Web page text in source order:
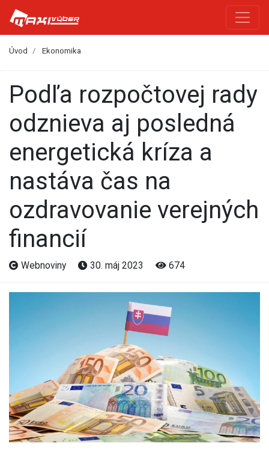
Úvod Ekonomika
Podľa rozpočtovej rady
odznieva aj posledná
energetická kríza a
nastáva čas na
ozdravovanie verejných
financií
Webnoviny 30. máj 2023 674